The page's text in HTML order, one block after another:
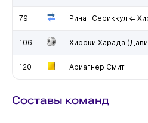
'79 Ринат Сериккул ⇐
'106 Хироки Харада
'120 Ариагнер Смит
Составы команд